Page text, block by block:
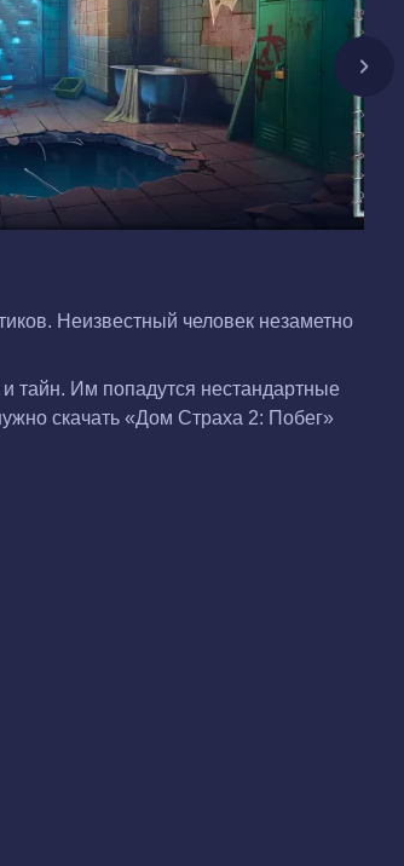
Неизвестный человек незаметно
тайн. Им попадутся нестандартные
скачать «Дом Страха 2: Побег»